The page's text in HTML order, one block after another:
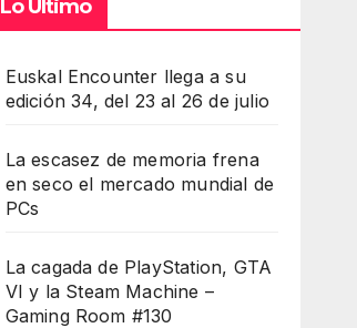
Lo Último
Euskal Encounter llega a su
edición 34, del 23 al 26 de julio
La escasez de memoria frena
en seco el mercado mundial de
PCs
La cagada de PlayStation, GTA
VI y la Steam Machine –
Gaming Room #130